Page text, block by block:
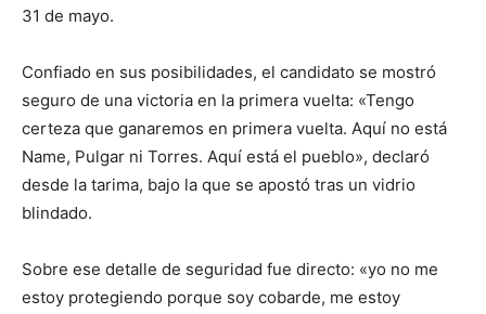
31 de mayo.
Confiado en sus posibilidades, el candidato se mostró
seguro de una victoria en la primera vuelta: «Tengo
certeza que ganaremos en primera vuelta. Aquí no está
Name, Pulgar ni Torres. Aquí está el pueblo», declaró
desde la tarima, bajo la que se apostó tras un vidrio
blindado.
Sobre ese detalle de seguridad fue directo: «yo no me
estoy protegiendo porque soy cobarde, me estoy